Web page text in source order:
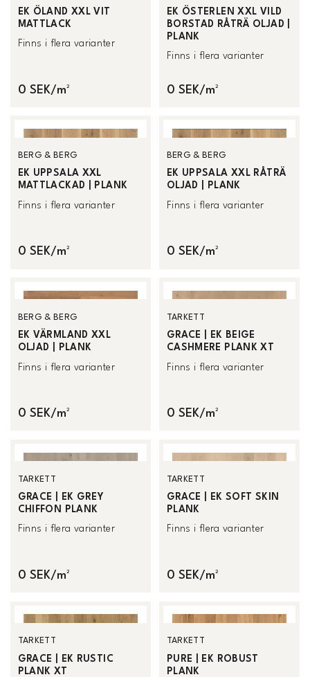
EK ÖLAND XXL VIT
MATTLACK
Finns i flera varianter
0 SEK/m²
EK ÖSTERLEN XXL VILD
BORSTAD RÅTRÄ OLJAD |
PLANK
Finns i flera varianter
0 SEK/m²
BERG & BERG
EK UPPSALA XXL
MATTLACKAD | PLANK
Finns i flera varianter
0 SEK/m²
BERG & BERG
EK UPPSALA XXL RÅTRÄ
OLJAD | PLANK
Finns i flera varianter
0 SEK/m²
BERG & BERG
EK VÄRMLAND XXL
OLJAD | PLANK
Finns i flera varianter
0 SEK/m²
TARKETT
GRACE | EK BEIGE
CASHMERE PLANK XT
Finns i flera varianter
0 SEK/m²
TARKETT
GRACE | EK GREY
CHIFFON PLANK
Finns i flera varianter
0 SEK/m²
TARKETT
GRACE | EK SOFT SKIN
PLANK
Finns i flera varianter
0 SEK/m²
TARKETT
GRACE | EK RUSTIC
PLANK XT
TARKETT
PURE | EK ROBUST
PLANK